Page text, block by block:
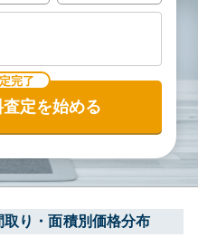
完了
定を始める
り・面積別価格分布